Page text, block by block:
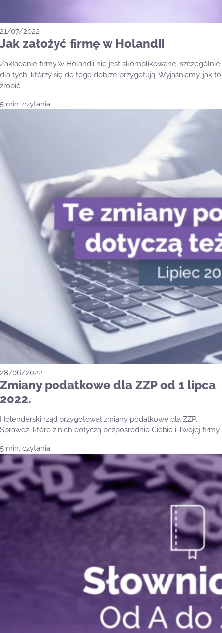
21/07/2022
Jak założyć firmę w Holandii
Zakładanie firmy w Holandii nie jest skomplikowane, szczególnie
dla tych, którzy się do tego dobrze przygotują. Wyjaśniamy, jak to
zrobić.
5 min. czytania
28/06/2022
Zmiany podatkowe dla ZZP od 1 lipca
2022.
Holenderski rząd przygotował zmiany podatkowe dla ZZP.
Sprawdź, które z nich dotyczą bezpośrednio Ciebie i Twojej firmy.
5 min. czytania